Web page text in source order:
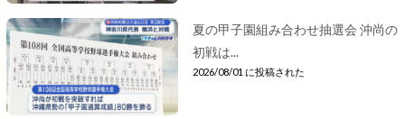
夏の甲子園組み合わせ抽選会 沖尚の
初戦は...
2026/08/01 に投稿された